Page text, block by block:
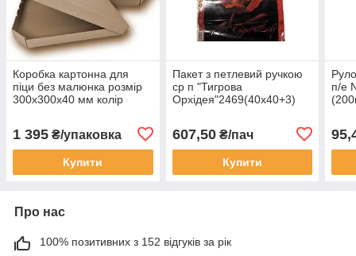
Коробка картонна для
піци без малюнка розмір
300х300х40 мм колір
1 395 ₴/упаковка
Купити
Пакет з петлевий ручкою
ср п "Тигрова
Орхідея"2469(40х40+3)
607,50₴/пач
Купити
п/е
Про нас
100% позитивних з 152 відгуків за рік